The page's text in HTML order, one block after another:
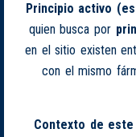
Principio activo
quien busca por
en el sitio existen
con el mismo
Contexto de